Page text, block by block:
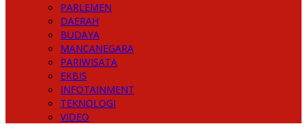
PARLEMEN
DAERAH
BUDAYA
MANCANEGARA
PARIWISATA
EKBIS
INFOTAINMENT
TEKNOLOGI
VIDEO